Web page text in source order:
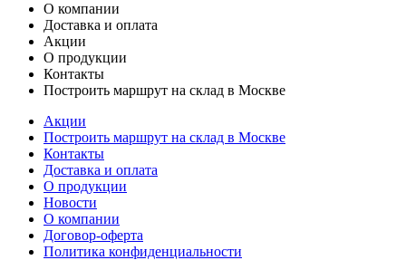
О компании
Доставка и оплата
Акции
О продукции
Контакты
Построить маршрут на склад в Москве
Акции
Построить маршрут на склад в Москве
Контакты
Доставка и оплата
О продукции
Новости
О компании
Договор-оферта
Политика конфиденциальности